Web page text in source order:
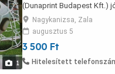
1
(Dunaprint Budapest Kft.)
eladó! Ár: 3500 Ft Átvehető
postázni tudom.
7142-s telefonon.
Nagykanizsa, Zala
augusztus 5
3 500 Ft
Hitelesített